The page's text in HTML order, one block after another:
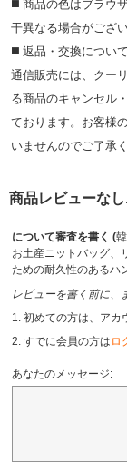
◼️ 商品の⾊はブラウ
⼲異なる場合がござい
◼️ 返品・交換について
通信販売には、クー
る商品のキャンセル
ております。お客様
いませんのでご了承
商品レビューな
について審査を書く (
お土産ニットバッグ、
ための耐久性のあるハ
レビューを書く前に、
1. 初めての方は、アカ
2. すでに会員の方は ロ
あなたのメッセージ: